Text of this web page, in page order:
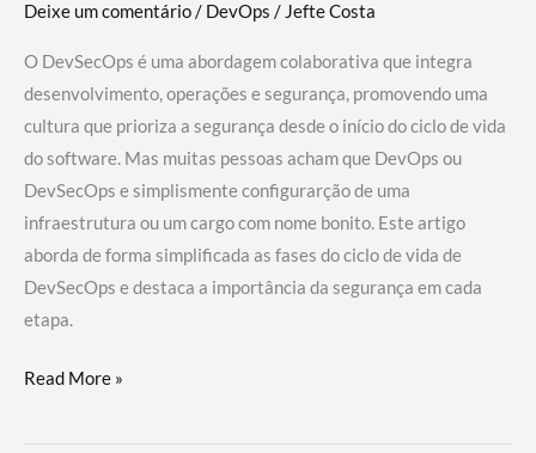
Deixe um comentário/ DevOps /Jefte Costa
O DevSecOps é uma abordagem colaborativa que integra
desenvolvimento, operações e segurança, promovendo uma
cultura que prioriza a segurança desde o início do ciclo de vida
do software. Mas muitas pessoas acham que DevOps ou
DevSecOps e simplismente configurarção de uma
infraestrutura ou um cargo com nome bonito. Este artigo
aborda de forma simplificada as fases do ciclo de vida de
DevSecOps e destaca a importância da segurança em cada
etapa.
DevSecOps
Prática:
Read More »